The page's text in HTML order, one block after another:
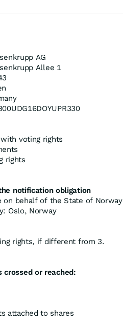
AG
Allee 1
voting rights
rights
notification obligation
on behalf of the State of Norway
Oslo, Norway
rights, if different from 3.
crossed or reached:
attached to shares